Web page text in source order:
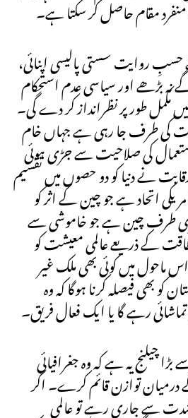
مقام حاصل کر سکتا ہے۔
روایت سستی پالیسی اپنائی،
بڑھے اور سیاسی عدم استحکام
مکمل طور پر نظرانداز کر دے گی۔
کی طرف جا رہی ہے جہاں خام
کی صلاحیت سے جڑی ہوئی
نے دنیا کو دو حصوں میں تقسیم
اتحاد ہے جو چین کے اثر کو
طرف چین ہے جو خاموشی سے
کے ذریعے عالمی معیشت کو
میں کوئی بھی ملک غیر
کو بھی فیصلہ کرنا ہوگا کہ وہ
رہے گا یا ایک فعال فریق۔
یہ ہے کہ وہ جغرافیائی
توازن قائم کرے۔ اگر
سے جاری رہے تو عالمی